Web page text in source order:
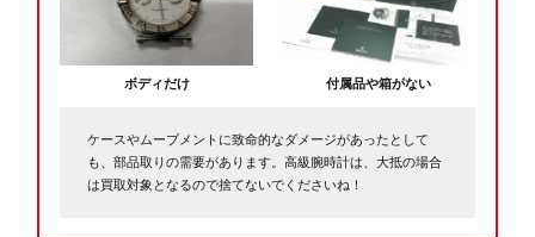
ボディだけ 付属品や箱がない
ケースやムーブメントに致命的なダメージがあったとして
も、部品取りの需要があります。高級腕時計は、大抵の場合
は買取対象となるので捨てないでくださいね！